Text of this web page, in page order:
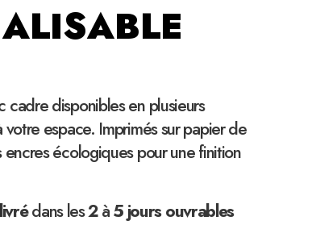
cadre disponibles en plusieurs
votre espace. Imprimés sur papier de
écologiques pour une finition
livrédans les2à5 jours ouvrables